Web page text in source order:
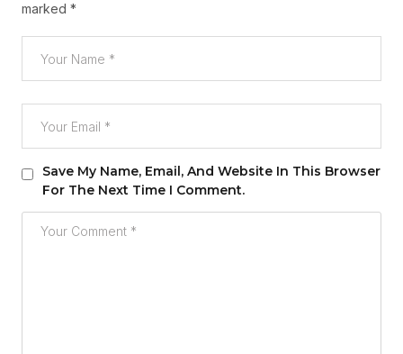
marked *
Save My Name, Email, And Website In This Browser
For The Next Time I Comment.